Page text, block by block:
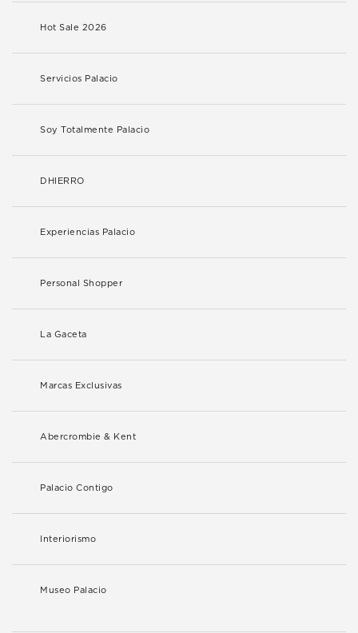
Hot Sale 2026
Servicios Palacio
Soy Totalmente Palacio
DHIERRO
Experiencias Palacio
Personal Shopper
La Gaceta
Marcas Exclusivas
Abercrombie & Kent
Palacio Contigo
Interiorismo
Museo Palacio